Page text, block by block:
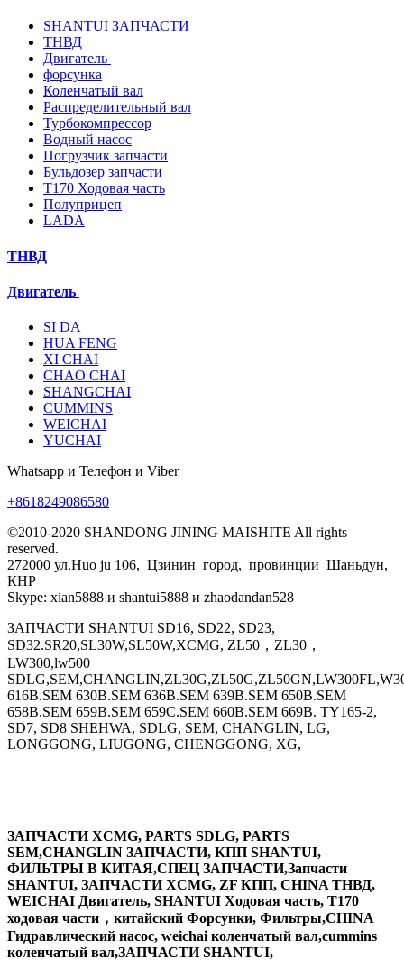
SHANTUI ЗАПЧАСТИ
ТНВД
Двигатель
форсунка
Коленчатый вал
Распределительный вал
Турбокомпрессор
Водный насос
Погрузчик запчасти
Бульдозер запчасти
T170 Ходовая часть
Полуприцеп
LADA
ТНВД
Двигатель
SI DA
HUA FENG
XI CHAI
CHAO CHAI
SHANGCHAI
CUMMINS
WEICHAI
YUCHAI
Whatsapp и Телефон и Viber
+8618249086580
©2010-2020 SHANDONG JINING MAISHITE All rights
reserved.
272000 ул.Huo ju 106, Цзинин город, провинции Шаньдун,
КНР
Skype: xian5888 и shantui5888 и zhaodandan528
ЗАПЧАСТИ SHANTUI SD16, SD22, SD23,
SD32.SR20,SL30W,SL50W,XCMG, ZL50，ZL30，
LW300,lw500
616B.SEM 630B.SEM 636B.SEM 639B.SEM 650B.SEM
658B.SEM 659B.SEM 659C.SEM 660B.SEM 669B. TY165-2,
SD7, SD8 SHEHWA, SDLG, SEM, CHANGLIN, LG,
LONGGONG, LIUGONG, CHENGGONG, XG,
ЗАПЧАСТИ XCMG, PARTS SDLG, PARTS
SEM,CHANGLIN ЗАПЧАСТИ, КПП SHANTUI,
ФИЛЬТРЫ В КИТАЯ,СПЕЦ ЗАПЧАСТИ,Запчасти
SHANTUI, ЗАПЧАСТИ XCMG, ZF КПП, CHINA ТНВД,
WEICHAI Двигатель, SHANTUI Ходовая часть, T170
ходовая части，китайский Форсунки, Фильтры,CHINA
Гидравлический насос, weichai коленчатый вал,cummins
коленчатый вал,ЗАПЧАСТИ SHANTUI,